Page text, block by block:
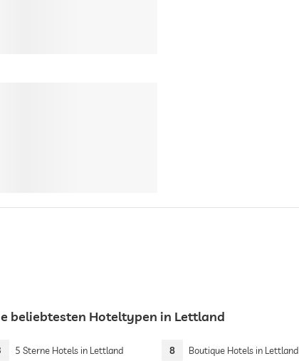
beliebtesten Hoteltypen in Lettland
5 Sterne Hotels in Lettland 8 Boutique Hotels in Lettland